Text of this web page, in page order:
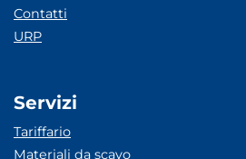
Contatti
URP
Servizi
Tariffario
Materiali da scavo